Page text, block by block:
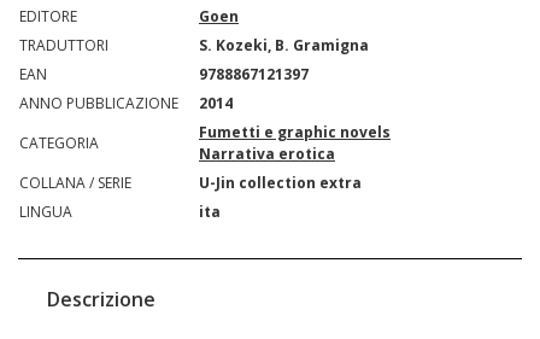
EDITORE
Goen
TRADUTTORI
S. Kozeki, B. Gramigna
EAN
9788867121397
ANNO PUBBLICAZIONE
2014
CATEGORIA
Fumetti e graphic novels
Narrativa erotica
COLLANA / SERIE
U-Jin collection extra
LINGUA
ita
Descrizione